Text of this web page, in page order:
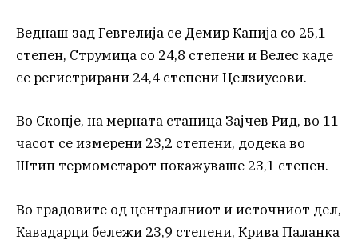
Веднаш зад Гевгелија се Демир Капија со 25,1
степен, Струмица со 24,8 степени и Велес каде
се регистрирани 24,4 степени Целзиусови.
Во Скопје, на мерната станица Зајчев Рид, во 11
часот се измерени 23,2 степени, додека во
Штип термометарот покажуваше 23,1 степен.
Во градовите од централниот и источниот дел,
Кавадарци бележи 23,9 степени, Крива Паланка